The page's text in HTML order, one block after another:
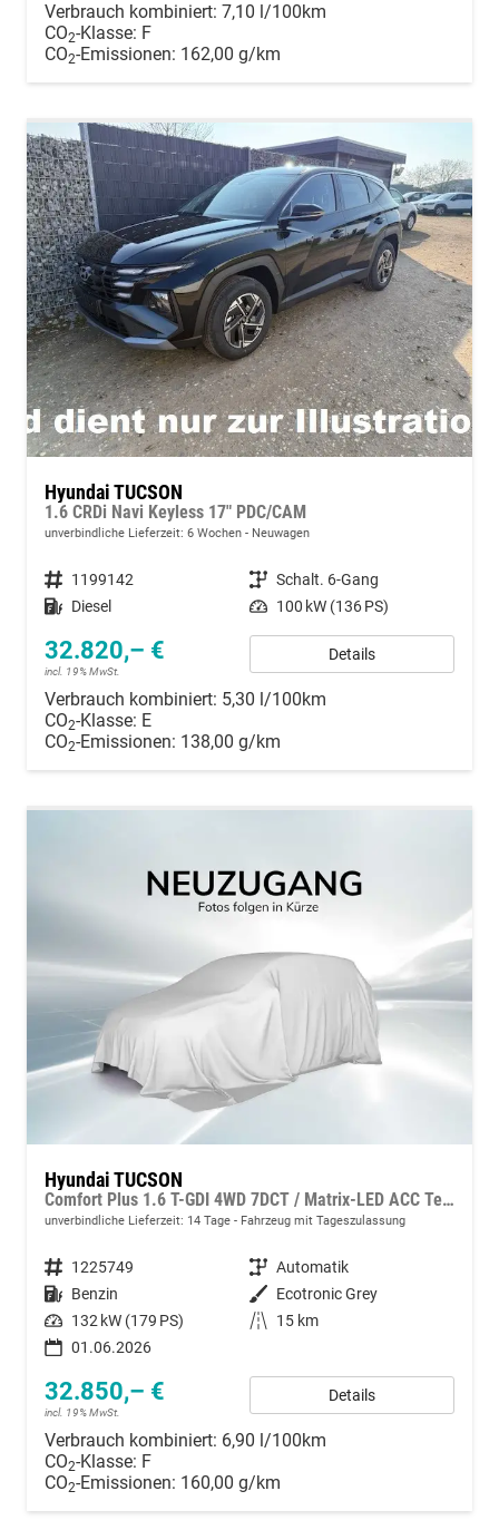
Verbrauch kombiniert: 7,10 l/100km
CO2-Klasse: F
CO2-Emissionen: 162,00 g/km
Hyundai TUCSON
1.6 CRDi Navi Keyless 17" PDC/CAM
unverbindliche Lieferzeit: 6 Wochen Neuwagen
Fahrzeugnummer 1199142 Getriebe Schalt. 6-Gang
Kraftstoff Diesel Leistung 100 kW (136 PS)
32.820,– €
incl. 19% MwSt.
Details
Verbrauch kombiniert: 5,30 l/100km
CO2-Klasse: E
CO2-Emissionen: 138,00 g/km
Hyundai TUCSON
Comfort Plus 1.6 T-GDI 4WD 7DCT / Matrix-LED ACC Teilleder Shz vo+hi + Lenkradheizung Elek. Heck Alu 18"
unverbindliche Lieferzeit: 14 Tage Fahrzeug mit Tageszulassung
Fahrzeugnummer 1225749 Getriebe Automatik
Kraftstoff Benzin Außenfarbe Ecotronic Grey
Leistung 132 kW (179 PS) Kilometerstand
15 km
01.06.2026
32.850,– €
incl. 19% MwSt.
Details
Verbrauch kombiniert: 6,90 l/100km
CO2-Klasse: F
CO2-Emissionen: 160,00 g/km